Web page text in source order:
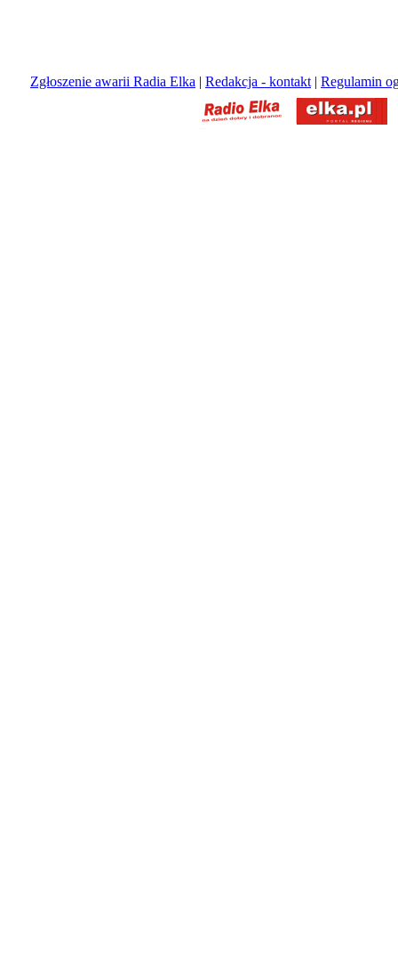
Zgłoszenie awarii Radia Elka | Redakcja - kontakt | Regulamin